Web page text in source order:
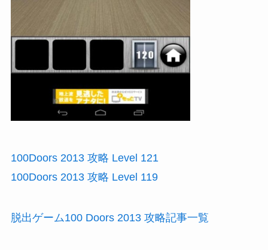
100Doors 2013 攻略 Level 121
100Doors 2013 攻略 Level 119
脱出ゲーム100 Doors 2013 攻略記事一覧